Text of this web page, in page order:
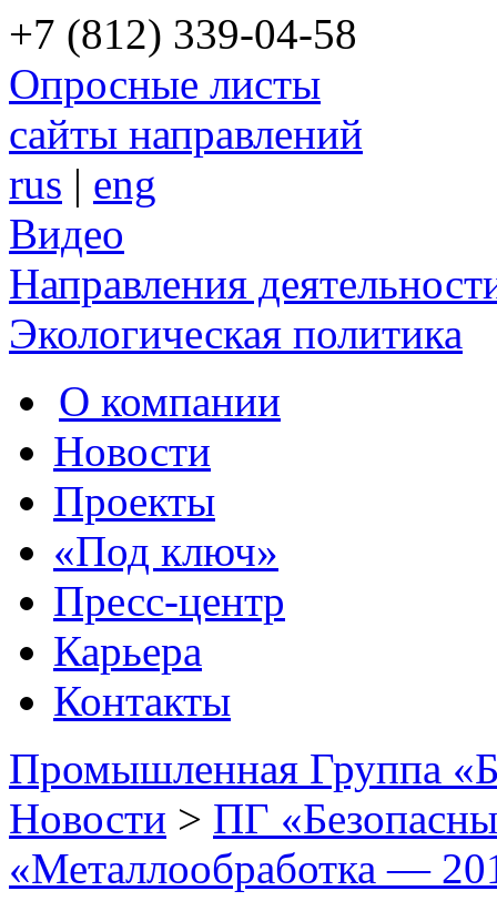
+7 (812) 339-04-58
Опросные листы
сайты направлений
rus | eng
Видео
Направления
Экологическая политика
О компании
Новости
Проекты
«Под ключ»
Пресс-центр
Карьера
Контакты
Промышленная Группа
Новости > ПГ
«Металлообработка —